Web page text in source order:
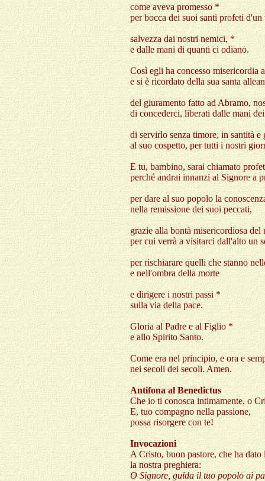
come aveva promesso *
per bocca dei suoi santi profeti d'un
salvezza dai nostri nemici, *
e dalle mani di quanti ci odiano.
Così egli ha concesso misericordia
e si è ricordato della sua santa
del giuramento fatto ad Abramo,
di concederci, liberati dalle mani
di servirlo senza timore, in santità e
al suo cospetto, per tutti i nostri
E tu, bambino, sarai chiamato
perché andrai innanzi al Signore a
per dare al suo popolo la
nella remissione dei suoi peccati,
grazie alla bontà misericordiosa
per cui verrà a visitarci dall'alto un
per rischiarare quelli che stanno
e nell'ombra della morte
e dirigere i nostri passi *
sulla via della pace.
Gloria al Padre e al Figlio *
e allo Spirito Santo.
Come era nel principio, e ora e
nei secoli dei secoli. Amen.
Antifona al Benedictus
Che io ti conosca intimamente, o
E, tuo compagno nella passione,
possa risorgere con te!
Invocazioni
A Cristo, buon pastore, che ha
la nostra preghiera:
O Signore, guida il tuo popolo ai